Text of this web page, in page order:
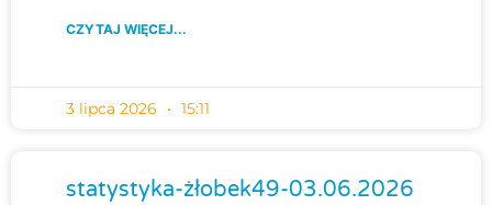
CZYTAJ WIĘCEJ...
3 lipca 2026 15:11
statystyka-żłobek49-03.06.2026